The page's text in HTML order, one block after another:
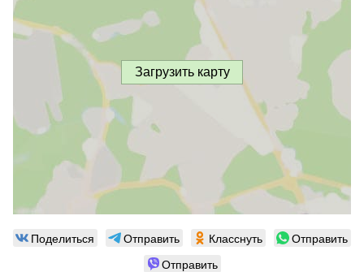
Загрузить карту
Поделиться Отправить Класснуть
Отправить
Отправить